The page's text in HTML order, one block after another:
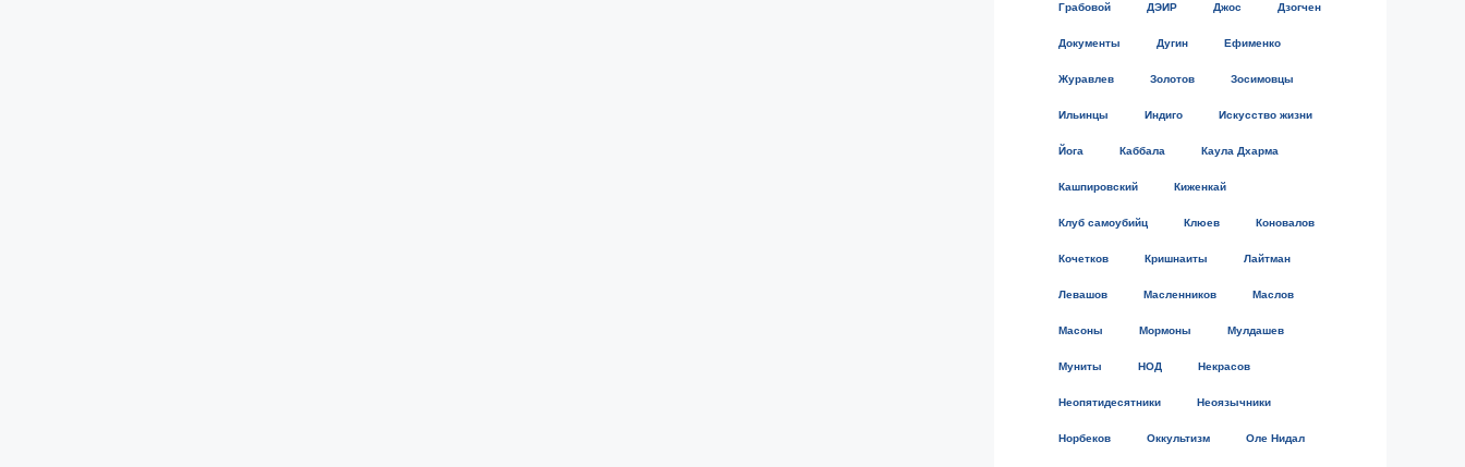
Грабовой ДЭИР Джос Дзогчен
Документы Дугин Ефименко
Журавлев Золотов Зосимовцы
Ильинцы Индиго Искусство жизни
Йога Каббала Каула Дхарма
Кашпировский Киженкай
Клуб самоубийц Клюев Коновалов
Кочетков Кришнаиты Лайтман
Левашов Масленников Маслов
Масоны Мормоны Мулдашев
Муниты НОД Некрасов
Неопятидесятники Неоязычники
Норбеков Оккультизм Оле Нидал